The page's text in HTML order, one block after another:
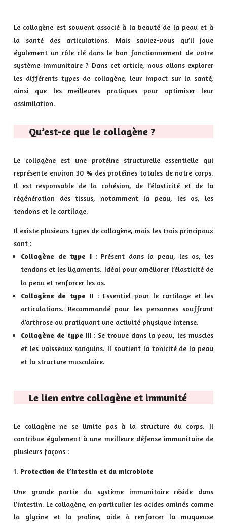
Le collagène est souvent associé à la beauté de la peau et à
la santé des articulations. Mais saviez-vous qu’il joue
également un rôle clé dans le bon fonctionnement de votre
système immunitaire ? Dans cet article, nous allons explorer
les différents types de collagène, leur impact sur la santé,
ainsi que les meilleures pratiques pour optimiser leur
assimilation.
Qu’est-ce que le collagène ?
Le collagène est une protéine structurelle essentielle qui
représente environ 30 % des protéines totales de notre corps.
Il est responsable de la cohésion, de l’élasticité et de la
régénération des tissus, notamment la peau, les os, les
tendons et le cartilage.
Il existe plusieurs types de collagène, mais les trois principaux
sont :
Collagène de type I: Présent dans la peau, les os, les
tendons et les ligaments. Idéal pour améliorer l’élasticité de
la peau et renforcer les os.
Collagène de type II : Essentiel pour le cartilage et les
articulations. Recommandé pour les personnes souffrant
d’arthrose ou pratiquant une activité physique intense.
Collagène de type III : Se trouve dans la peau, les muscles
et les vaisseaux sanguins. Il soutient la tonicité de la peau
et la structure musculaire.
Le lien entre collagène et immunité
Le collagène ne se limite pas à la structure du corps. Il
contribue également à une meilleure défense immunitaire de
plusieurs façons :
Protection de l’intestin et du microbiote
Une grande partie du système immunitaire réside dans
l’intestin. Le collagène, en particulier les acides aminés comme
la glycine et la proline, aide à renforcer la muqueuse